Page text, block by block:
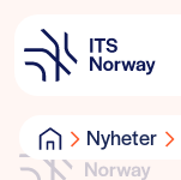
Nyheter